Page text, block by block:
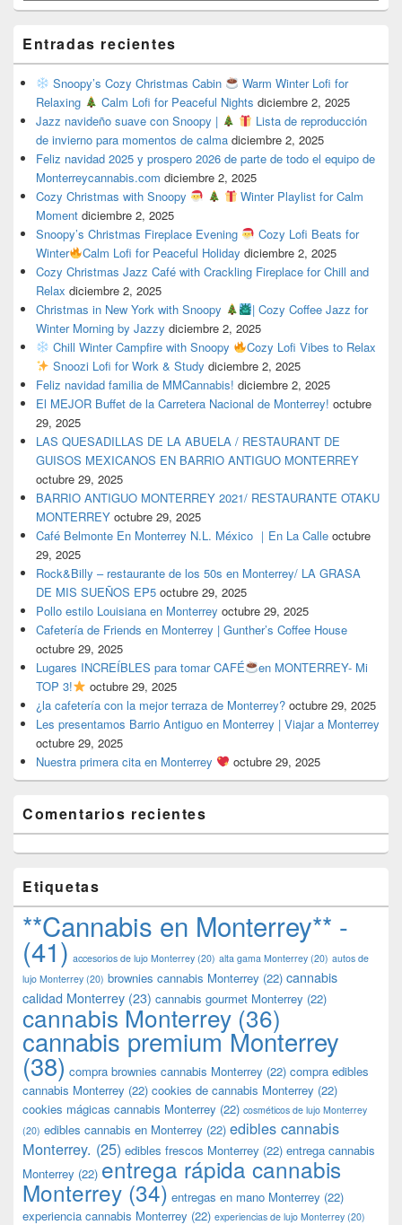
Entradas recientes
Snoopy’s Cozy Christmas Cabin
Warm Winter Lofi for
Relaxing
Calm Lofi for Peaceful Nights diciembre 2, 2025
Jazz navideño suave con Snoopy |
Lista de reproducción
de invierno para momentos de calma diciembre 2, 2025
Feliz navidad 2025 y prospero 2026 de parte de todo el equipo de
Monterreycannabis.com diciembre 2, 2025
Cozy Christmas with Snoopy
Winter Playlist for Calm
Moment diciembre 2, 2025
Snoopy’s Christmas Fireplace Evening
Cozy Lofi Beats for
Winter
Calm Lofi for Peaceful Holiday diciembre 2, 2025
Cozy Christmas Jazz Café with Crackling Fireplace for Chill and
Relax diciembre 2, 2025
Christmas in New York with Snoopy
| Cozy Coffee Jazz for
Winter Morning by Jazzy diciembre 2, 2025
Chill Winter Campfire with Snoopy
Cozy Lofi Vibes to Relax
Snoozi Lofi for Work & Study diciembre 2, 2025
Feliz navidad familia de MMCannabis! diciembre 2, 2025
El MEJOR Buffet de la Carretera Nacional de Monterrey! octubre
29, 2025
LAS QUESADILLAS DE LA ABUELA / RESTAURANT DE
GUISOS MEXICANOS EN BARRIO ANTIGUO MONTERREY
octubre 29, 2025
BARRIO ANTIGUO MONTERREY 2021/ RESTAURANTE OTAKU
MONTERREY octubre 29, 2025
Café Belmonte En Monterrey N.L. México ｜En La Calle octubre
29, 2025
Rock&Billy – restaurante de los 50s en Monterrey/ LA GRASA
DE MIS SUEÑOS EP5 octubre 29, 2025
Pollo estilo Louisiana en Monterrey octubre 29, 2025
Cafetería de Friends en Monterrey | Gunther’s Coffee House
octubre 29, 2025
Lugares INCREÍBLES para tomar CAFÉ
en MONTERREY- Mi
TOP 3!
octubre 29, 2025
¿la cafetería con la mejor terraza de Monterrey? octubre 29, 2025
Les presentamos Barrio Antiguo en Monterrey | Viajar a Monterrey
octubre 29, 2025
Nuestra primera cita en Monterrey
octubre 29, 2025
Comentarios recientes
Etiquetas
**Cannabis en Monterrey** -
(41) accesorios de lujo Monterrey (20) alta gama Monterrey (20) autos de
lujo Monterrey (20) brownies cannabis Monterrey (22) cannabis
calidad Monterrey (23) cannabis gourmet Monterrey (22)
cannabis Monterrey (36)
cannabis premium Monterrey
(38) compra brownies cannabis Monterrey (22) compra edibles
cannabis Monterrey (22) cookies de cannabis Monterrey (22)
cookies mágicas cannabis Monterrey (22) cosméticos de lujo Monterrey
(20) edibles cannabis en Monterrey (22) edibles cannabis
Monterrey. (25) edibles frescos Monterrey (22) entrega cannabis
Monterrey (22) entrega rápida cannabis
Monterrey (34) entregas en mano Monterrey (22)
experiencia cannabis Monterrey (22) experiencias de lujo Monterrey (20)